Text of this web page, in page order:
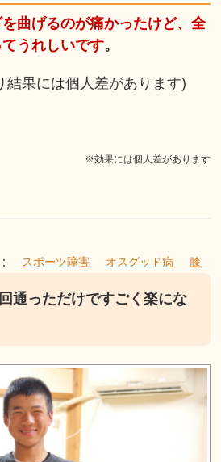
曲げるのが痛かったけど、全
うれしいです。
結果には個人差があります)
※効果には個人差があります
スポーツ障害 オスグッド病 膝
通っただけですごく楽にな